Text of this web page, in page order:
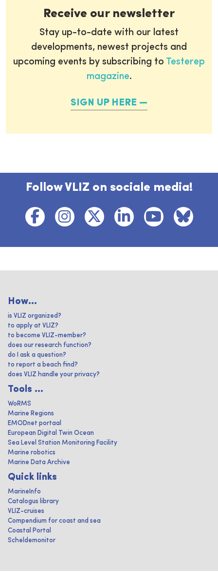
Receive our newsletter
Stay up-to-date with our latest
developments, newest projects and
upcoming events by subscribing to Testerep
magazine.
SIGN UP HERE
Follow VLIZ on sociale media!
How...
is VLIZ organized?
to apply at VLIZ?
to become VLIZ-member?
does our research function?
do I ask a question?
to report a beach find?
does VLIZ handle your privacy?
Tools ...
WoRMS
Marine Regions
EMODnet portaal
European Digital Twin Ocean
Sea Level Station Monitoring Facility
Marine robotics
Marine Data Archive
Quick links
MarineInfo
Catalogus library
VLIZ-cruises
Compendium for coast and sea
Coastal Portal
Scheldemonitor